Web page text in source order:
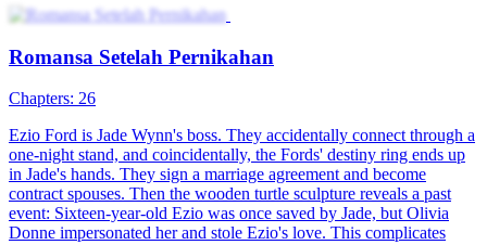
Romansa Setelah Pernikahan
Chapters: 26
Ezio Ford is Jade Wynn's boss. They accidentally connect through a
one-night stand, and coincidentally, the Fords' destiny ring ends up
in Jade's hands. They sign a marriage agreement and become
contract spouses. Then the wooden turtle sculpture reveals a past
event: Sixteen-year-old Ezio was once saved by Jade, but Olivia
Donne impersonated her and stole Ezio's love. This complicates